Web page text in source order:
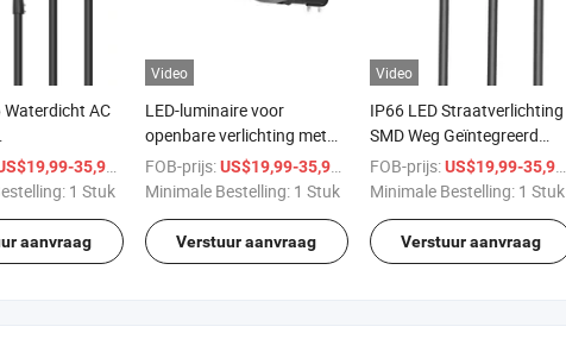
AC
Nieuw
ENEC 50W
Verlichting
35,99
/ Stuk
1 Stuk
aanvraag
Video
LED-luminaire voor
openbare verlichting met
sensor straatverlichting
van hoge kwaliteit IP66
FOB-prijs:US$19,99-35,99
/ Stuk
Minimale Bestelling: 1 Stuk
Verstuur aanvraag
Video
IP66 LED Straatverlichting
SMD Weg Geïntegreerd
Buitenweg Zij Aluminium
Commerciële LED
Behuizing
FOB-prijs:US$19,99-35,99
Minimale Bestelling: 1 Stuk
Verstuur aanvraag